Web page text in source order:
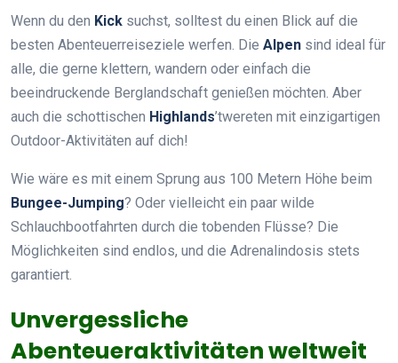
Wenn du den Kick suchst, solltest du einen Blick auf die
besten Abenteuerreiseziele werfen. Die Alpen sind ideal für
alle, die gerne klettern, wandern oder einfach die
beeindruckende Berglandschaft genießen möchten. Aber
auch die schottischen Highlands’twereten mit einzigartigen
Outdoor-Aktivitäten auf dich!
Wie wäre es mit einem Sprung aus 100 Metern Höhe beim
Bungee-Jumping? Oder vielleicht ein paar wilde
Schlauchbootfahrten durch die tobenden Flüsse? Die
Möglichkeiten sind endlos, und die Adrenalindosis stets
garantiert.
Unvergessliche
Abenteueraktivitäten weltweit